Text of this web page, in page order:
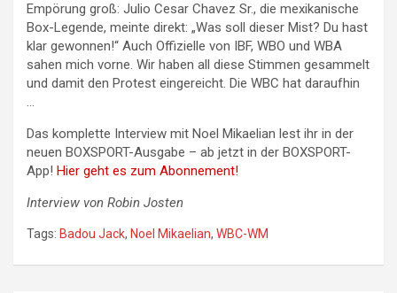
Empörung groß: Julio Cesar Chavez Sr., die mexikanische
Box-Legende, meinte direkt: „Was soll dieser Mist? Du hast
klar gewonnen!“ Auch Offizielle von IBF, WBO und WBA
sahen mich vorne. Wir haben all diese Stimmen gesammelt
und damit den Protest eingereicht. Die WBC hat daraufhin
…
Das komplette Interview mit Noel Mikaelian lest ihr in der
neuen BOXSPORT-Ausgabe – ab jetzt in der BOXSPORT-
App! Hier geht es zum Abonnement!
Interview von Robin Josten
Tags: Badou Jack, Noel Mikaelian, WBC-WM